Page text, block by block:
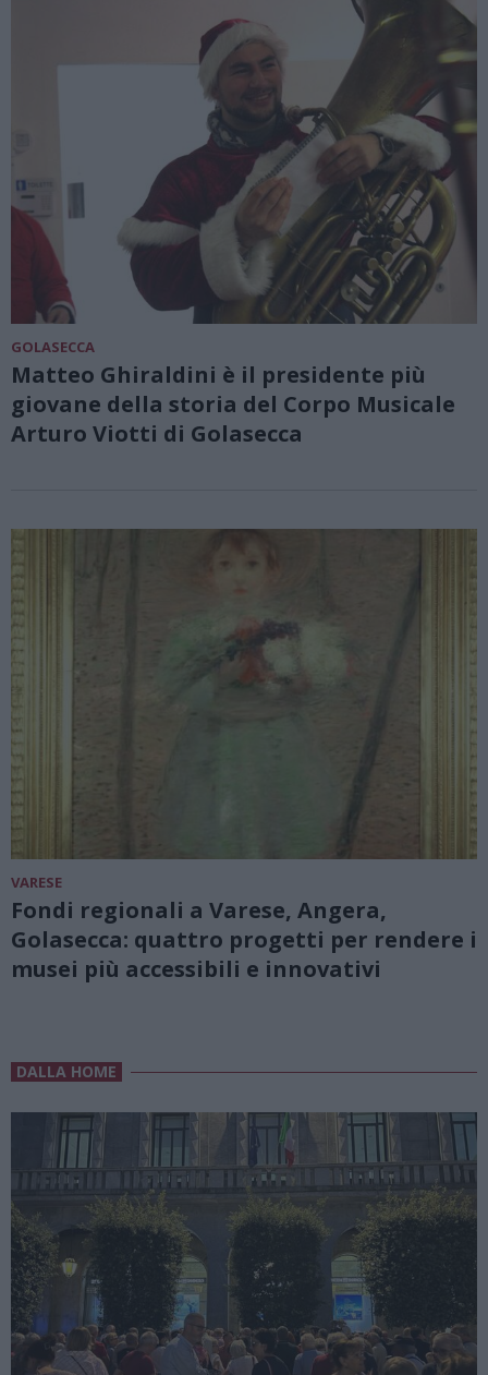
GOLASECCA
Matteo Ghiraldini è il presidente più
giovane della storia del Corpo Musicale
Arturo Viotti di Golasecca
VARESE
Fondi regionali a Varese, Angera,
Golasecca: quattro progetti per rendere i
musei più accessibili e innovativi
DALLA HOME